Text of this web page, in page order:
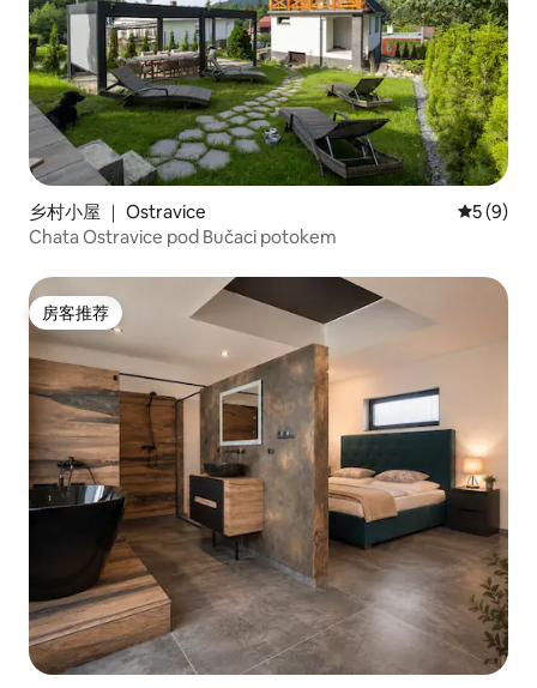
乡村小屋 ｜ Ostravice 平均评分
5 (9)
Chata Ostravice pod Bučaci potokem
房客推荐
房客推荐